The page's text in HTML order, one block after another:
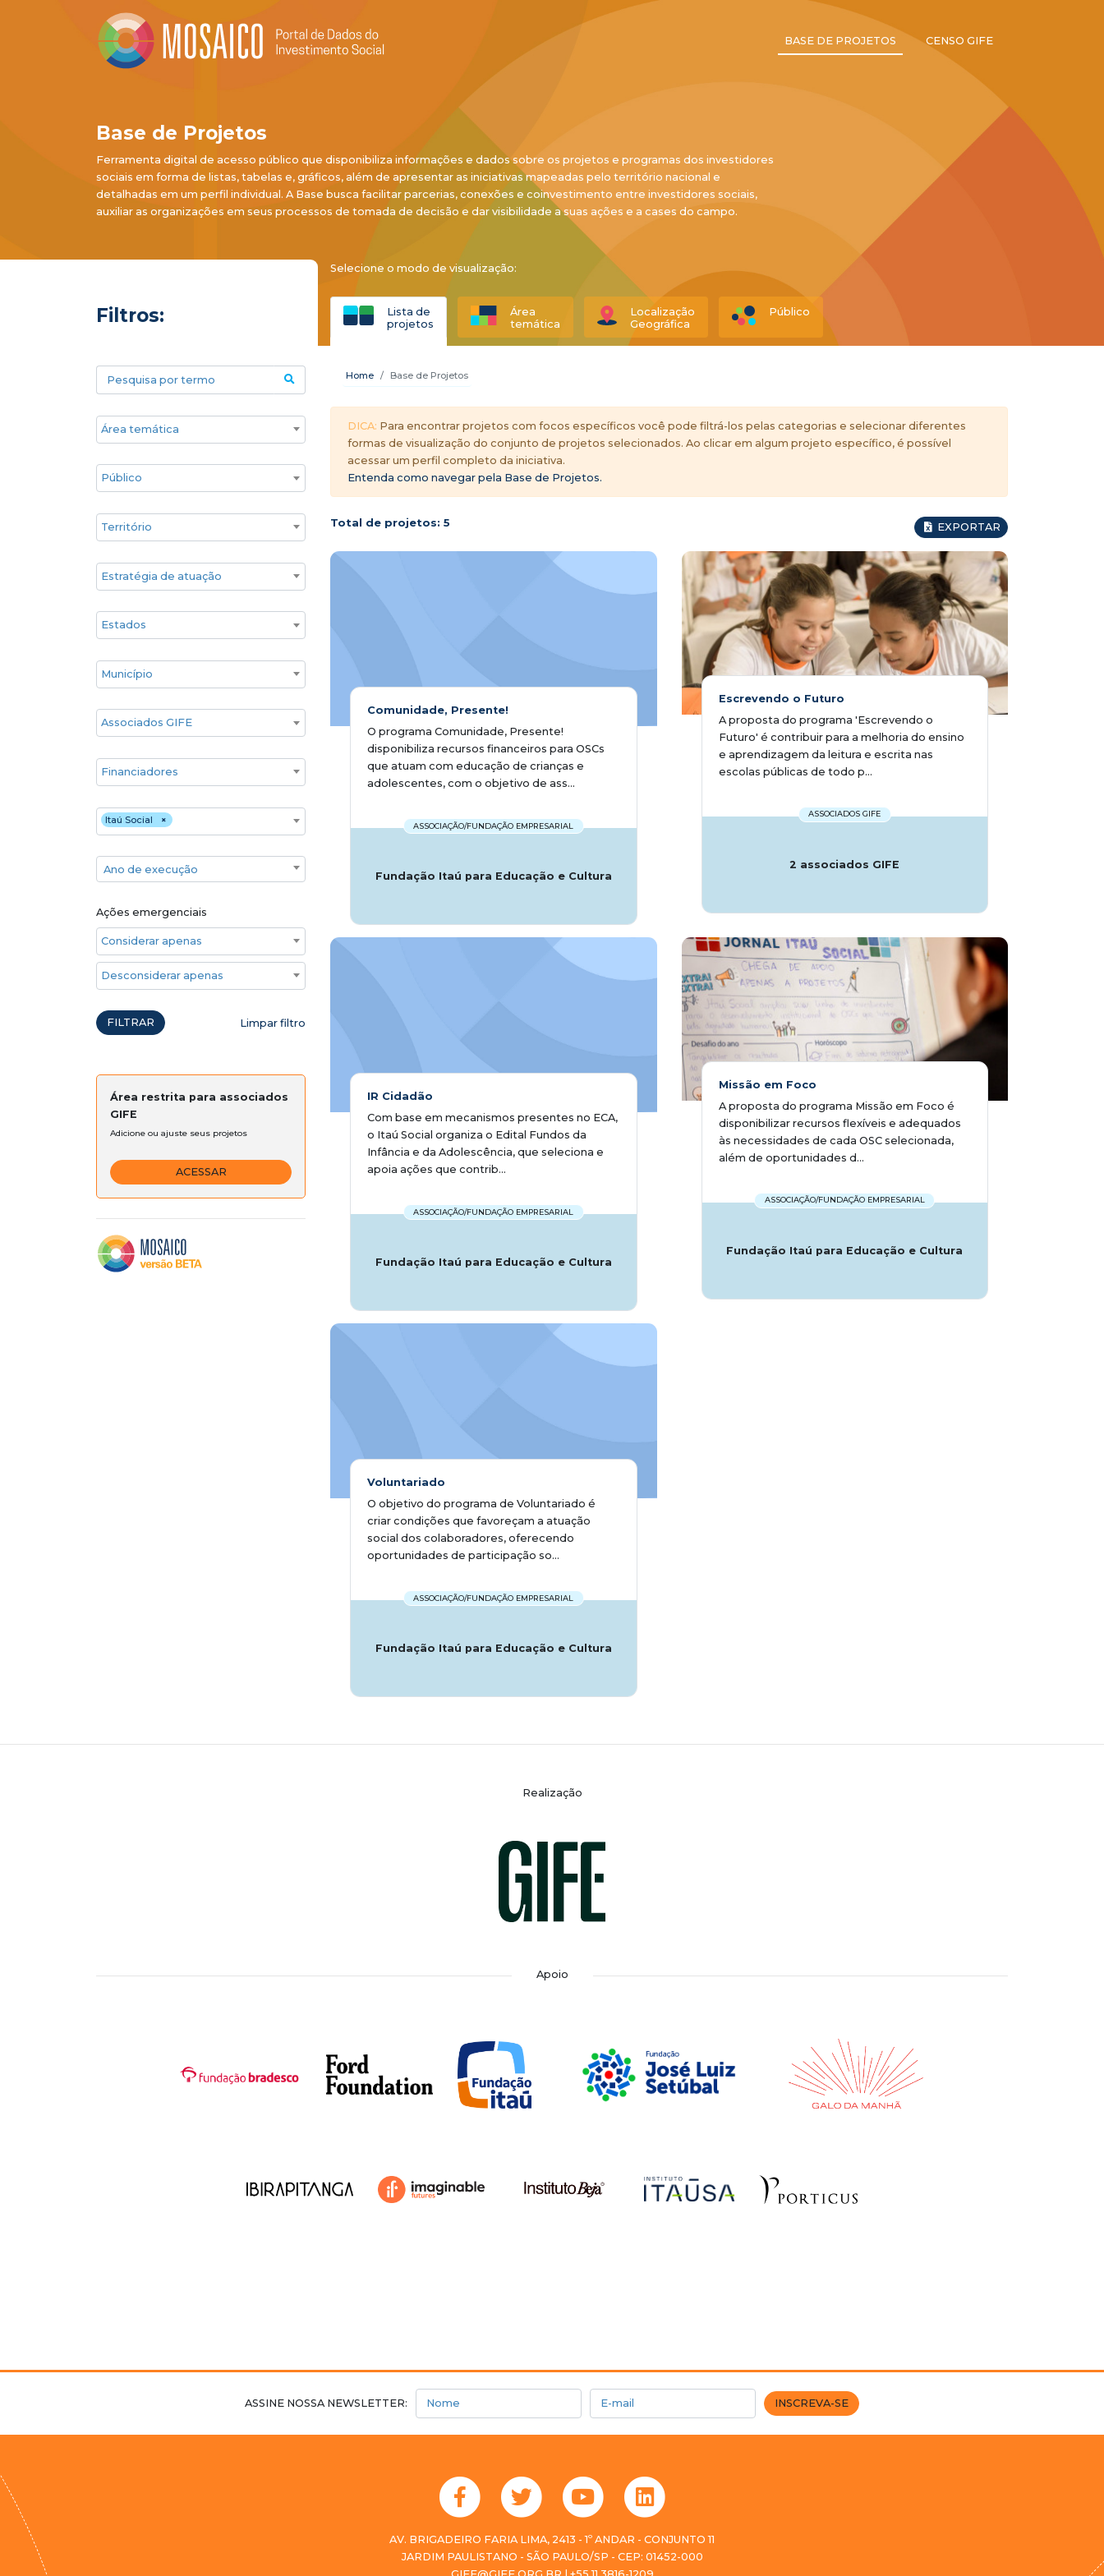
BASE DE PROJETOS CENSO GIFE
Base de Projetos
Ferramenta digital de acesso público que disponibiliza informações e dados sobre os projetos e programas dos investidores
sociais em forma de listas, tabelas e, gráficos, além de apresentar as iniciativas mapeadas pelo território nacional e
detalhadas em um perfil individual. A Base busca facilitar parcerias, conexões e coinvestimento entre investidores sociais,
auxiliar as organizações em seus processos de tomada de decisão e dar visibilidade a suas ações e a cases do campo.
Filtros:
Selecione o modo de visualização:
Lista de
projetos
Área
temática
Localização
Geográfica
Público
Pesquisa por termo
Áreas temáticas
Público
Territórios
Estratégia de atuação
Estado
Cidade
Associados GIFE
Financiadores
Executores ×
Itaú Social
Ano de execução
Ano de execução
Ações emergenciais
Considerar apenas ações emergenciais
Desconsiderar apenas ações emergenciais
FILTRAR Limpar filtro
Área restrita para associados
GIFE
Adicione ou ajuste seus projetos
ACESSAR
Home Base de Projetos
DICA: Para encontrar projetos com focos específicos você pode filtrá-los pelas categorias e selecionar diferentes
formas de visualização do conjunto de projetos selecionados. Ao clicar em algum projeto específico, é possível
acessar um perfil completo da iniciativa.
Entenda como navegar pela Base de Projetos.
Total de projetos: 5 EXPORTAR
Comunidade, Presente!
O programa Comunidade, Presente!
disponibiliza recursos financeiros para OSCs
que atuam com educação de crianças e
adolescentes, com o objetivo de ass...
ASSOCIAÇÃO/FUNDAÇÃO EMPRESARIAL
Fundação Itaú para Educação e Cultura
Escrevendo o Futuro
A proposta do programa 'Escrevendo o
Futuro' é contribuir para a melhoria do ensino
e aprendizagem da leitura e escrita nas
escolas públicas de todo p...
ASSOCIADOS GIFE
2 associados GIFE
IR Cidadão
Com base em mecanismos presentes no ECA,
o Itaú Social organiza o Edital Fundos da
Infância e da Adolescência, que seleciona e
apoia ações que contrib...
ASSOCIAÇÃO/FUNDAÇÃO EMPRESARIAL
Fundação Itaú para Educação e Cultura
Missão em Foco
A proposta do programa Missão em Foco é
disponibilizar recursos flexíveis e adequados
às necessidades de cada OSC selecionada,
além de oportunidades d...
ASSOCIAÇÃO/FUNDAÇÃO EMPRESARIAL
Fundação Itaú para Educação e Cultura
Voluntariado
O objetivo do programa de Voluntariado é
criar condições que favoreçam a atuação
social dos colaboradores, oferecendo
oportunidades de participação so...
ASSOCIAÇÃO/FUNDAÇÃO EMPRESARIAL
Fundação Itaú para Educação e Cultura
Realização
Apoio
ASSINE NOSSA NEWSLETTER:Nome E-mail INSCREVA-SE
AV. BRIGADEIRO FARIA LIMA, 2413 - 1º ANDAR - CONJUNTO 11
JARDIM PAULISTANO - SÃO PAULO/SP - CEP: 01452-000